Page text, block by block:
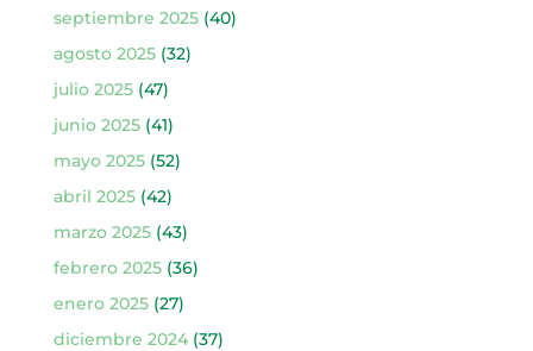
septiembre 2025(40)
agosto 2025(32)
julio 2025(47)
junio 2025(41)
mayo 2025(52)
abril 2025(42)
marzo 2025(43)
febrero 2025(36)
enero 2025(27)
diciembre 2024(37)